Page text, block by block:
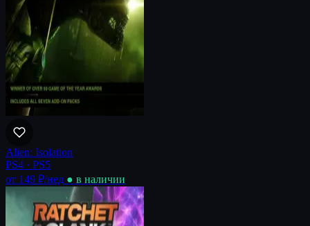
Alien: Isolation
PS4 · PS5
от 149 ₽/нед ● в наличии